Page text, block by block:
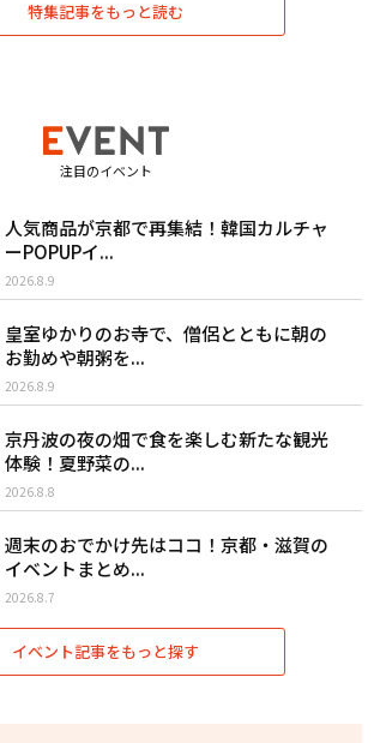
特集記事をもっと読む
注目のイベント
人気商品が京都で再集結！韓国カルチャ
ーPOPUPイ...
2026.8.9
皇室ゆかりのお寺で、僧侶とともに朝の
お勤めや朝粥を...
2026.8.9
京丹波の夜の畑で食を楽しむ新たな観光
体験！夏野菜の...
2026.8.8
週末のおでかけ先はココ！京都・滋賀の
イベントまとめ...
2026.8.7
イベント記事をもっと探す